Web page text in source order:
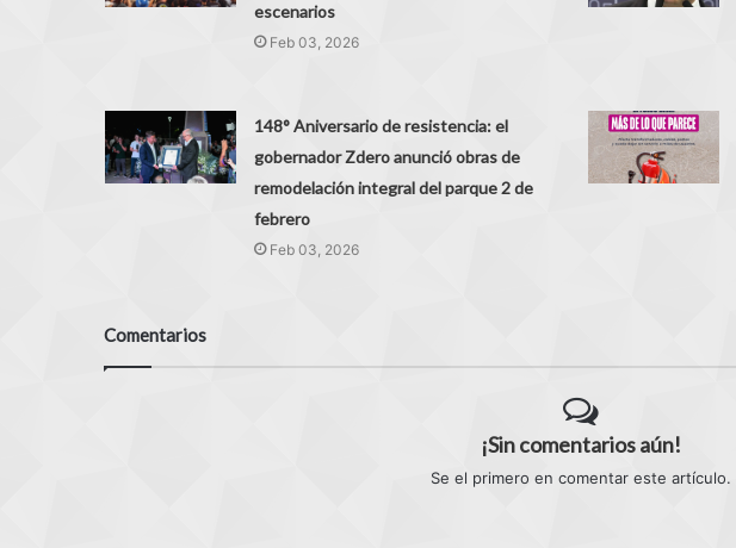
escenarios
Feb 03, 2026
148° Aniversario de resistencia: el
gobernador Zdero anunció obras de
remodelación integral del parque 2 de
febrero
Feb 03, 2026
Comentarios
¡Sin comentarios aún!
Se el primero en comentar este artículo.